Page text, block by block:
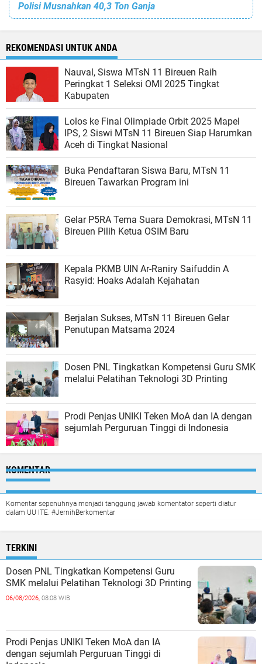
Polisi Musnahkan 40,3 Ton Ganja
REKOMENDASI UNTUK ANDA
Nauval, Siswa MTsN 11 Bireuen Raih
Peringkat 1 Seleksi OMI 2025 Tingkat
Kabupaten
Lolos ke Final Olimpiade Orbit 2025 Mapel
IPS, 2 Siswi MTsN 11 Bireuen Siap Harumkan
Aceh di Tingkat Nasional
Buka Pendaftaran Siswa Baru, MTsN 11
Bireuen Tawarkan Program ini
Gelar P5RA Tema Suara Demokrasi, MTsN 11
Bireuen Pilih Ketua OSIM Baru
Kepala PKMB UIN Ar-Raniry Saifuddin A
Rasyid: Hoaks Adalah Kejahatan
Berjalan Sukses, MTsN 11 Bireuen Gelar
Penutupan Matsama 2024
Dosen PNL Tingkatkan Kompetensi Guru SMK
melalui Pelatihan Teknologi 3D Printing
Prodi Penjas UNIKI Teken MoA dan IA dengan
sejumlah Perguruan Tinggi di Indonesia
KOMENTAR
Komentar sepenuhnya menjadi tanggung jawab komentator seperti diatur
dalam UU ITE. #JernihBerkomentar
TERKINI
Dosen PNL Tingkatkan Kompetensi Guru
SMK melalui Pelatihan Teknologi 3D Printing
06/08/2026, 08:08 WIB
Prodi Penjas UNIKI Teken MoA dan IA
dengan sejumlah Perguruan Tinggi di